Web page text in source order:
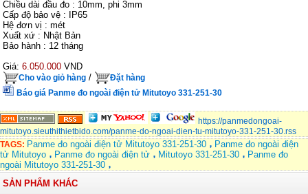
Chiều dài đầu đo : 10mm, phi 3mm
Cấp độ bảo vệ : IP65
Hệ đơn vị : mét
Xuất xứ : Nhật Bản
Bảo hành : 12 tháng
Giá: 6.050.000 VND
Cho vào giỏ hàng /
Đặt hàng
Báo giá Panme đo ngoài điện tử Mitutoyo 331-251-30
https://panmedongoai-
mitutoyo.sieuthithietbido.com/panme-do-ngoai-dien-tu-mitutoyo-331-251-30.rss
TAGS: Panme đo ngoài điện tử Mitutoyo 331-251-30
Panme đo ngoài điện
tử Mitutoyo
Panme đo ngoài điện tử Mitutoyo 331-251-30
Panme đo
ngoài Mitutoyo 331-251-30
SẢN PHẨM KHÁC